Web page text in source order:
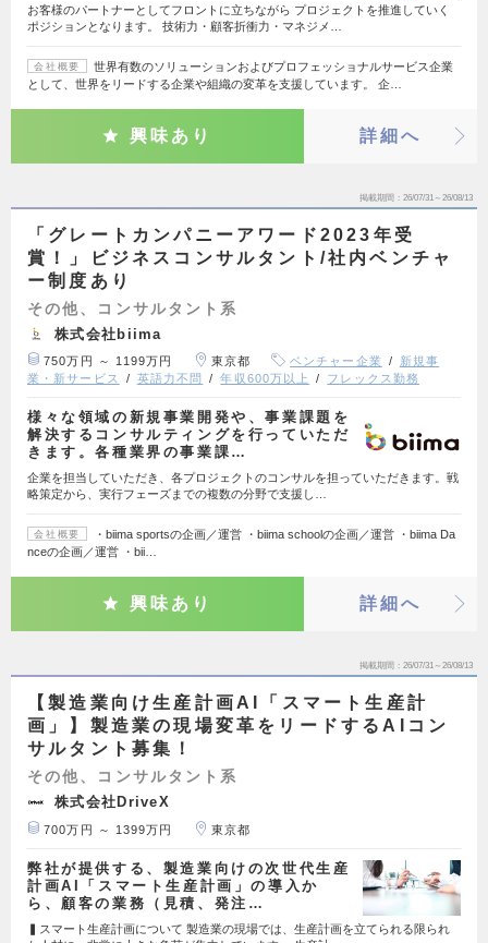
お客様のパートナーとしてフロントに立ちながら プロジェクトを推進していく
ポジションとなります。 技術力・顧客折衝力・マネジメ…
会社概要
世界有数のソリューションおよびプロフェッショナルサービス企業
として、世界をリードする企業や組織の変革を支援しています。 企…
興味あり 詳細へ
掲載期間 26/07/31～26/08/13
「グレートカンパニーアワード2023年受
賞！」ビジネスコンサルタント/社内ベンチャ
ー制度あり
その他、コンサルタント系
株式会社biima
750万円 ～ 1199万円 東京都 ベンチャー企業
新規事
業・新サービス
英語力不問 年収600万以上 フレックス勤務
様々な領域の新規事業開発や、事業課題を
解決するコンサルティングを行っていただ
きます。各種業界の事業課…
企業を担当していただき、各プロジェクトのコンサルを担っていただきます。戦
略策定から、実行フェーズまでの複数の分野で支援し…
会社概要
・biima sportsの企画／運営 ・biima schoolの企画／運営 ・biima Da
nceの企画／運営 ・bii…
興味あり 詳細へ
掲載期間 26/07/31～26/08/13
【製造業向け生産計画AI「スマート生産計
画」】製造業の現場変革をリードするAIコン
サルタント募集！
その他、コンサルタント系
株式会社DriveX
700万円 ～ 1399万円 東京都
弊社が提供する、製造業向けの次世代生産
計画AI「スマート生産計画」の導入か
ら、顧客の業務（見積、発注…
▍スマート生産計画について 製造業の現場では、生産計画を立てられる限られ